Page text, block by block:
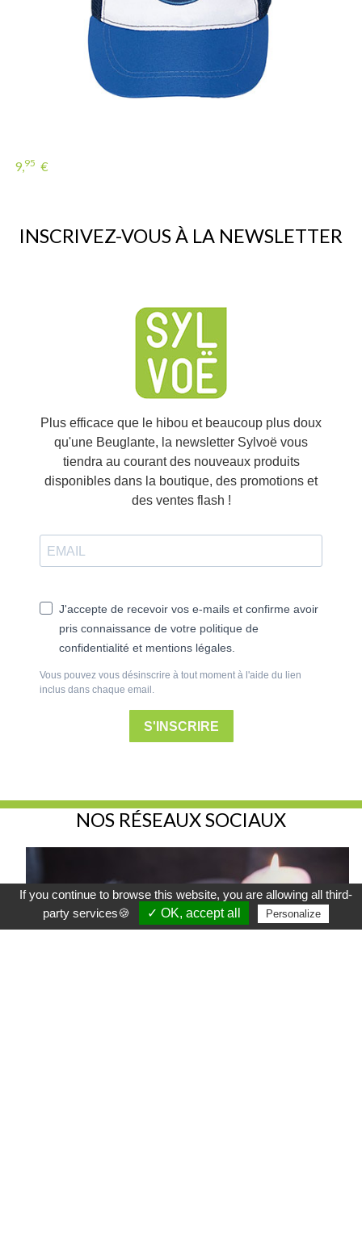
9,95 €
INSCRIVEZ-VOUS À LA NEWSLETTER
Plus efficace que le hibou et beaucoup plus doux
qu'une Beuglante, la newsletter Sylvoë vous
tiendra au courant des nouveaux produits
disponibles dans la boutique, des promotions et
des ventes flash !
J'accepte de recevoir vos e-mails et confirme avoir
pris connaissance de votre politique de
confidentialité et mentions légales.
Vous pouvez vous désinscrire à tout moment à l'aide du lien
inclus dans chaque email.
S'INSCRIRE
NOS RÉSEAUX SOCIAUX
If you continue to browse this website, you are allowing all third-
party services🍪
✓ OK, accept all Personalize